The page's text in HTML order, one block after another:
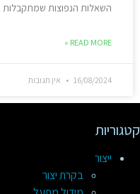
השאלות הנפוצות שמתקבלות
READ MORE »
16/08/2024 אין תגובות
קטגוריות
ייצור
בקרת יצור